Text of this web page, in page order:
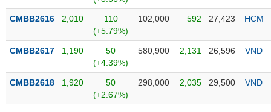
CMBB2616 2,010
110
(+5.79%)
102,000 592 27,423 HCM
CMBB2617 1,190
50
(+4.39%)
580,900 2,131 26,596 VND
CMBB2618 1,920
50
(+2.67%)
298,000 2,035 29,500 VND
SECTOR
NĂNG